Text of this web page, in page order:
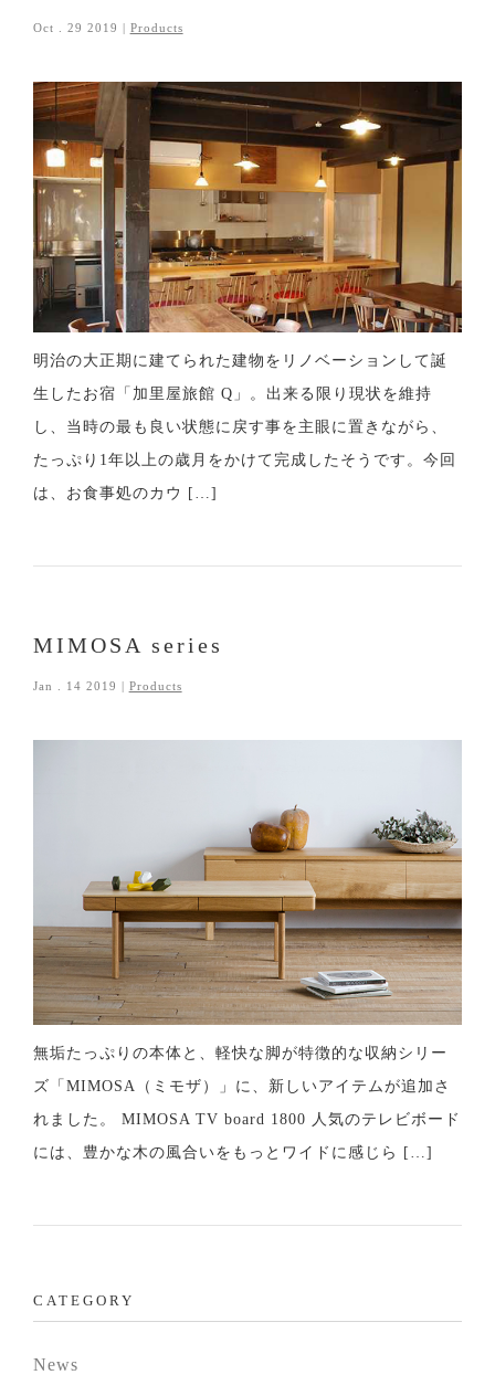
Oct . 29 2019 | Products
明治の大正期に建てられた建物をリノベーションして誕
生したお宿「加里屋旅館 Q」。出来る限り現状を維持
し、当時の最も良い状態に戻す事を主眼に置きながら、
たっぷり1年以上の歳月をかけて完成したそうです。今回
は、お食事処のカウ […]
MIMOSA series
Jan . 14 2019 | Products
無垢たっぷりの本体と、軽快な脚が特徴的な収納シリー
ズ「MIMOSA（ミモザ）」に、新しいアイテムが追加さ
れました。 MIMOSA TV board 1800 人気のテレビボード
には、豊かな木の風合いをもっとワイドに感じら […]
CATEGORY
News